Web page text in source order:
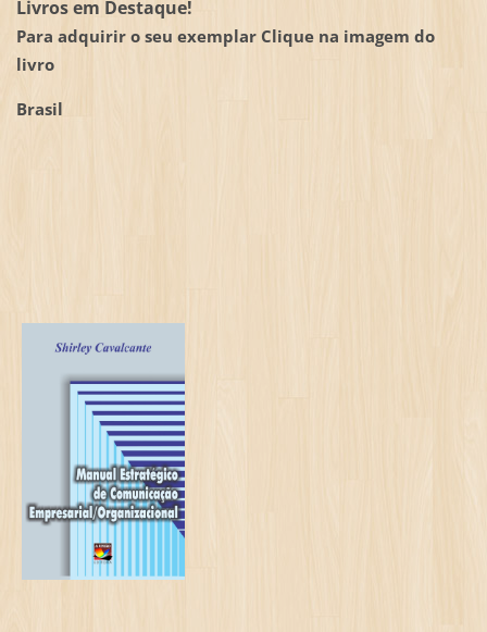
Livros em Destaque!
Para adquirir o seu exemplar Clique na imagem do
livro
Brasil